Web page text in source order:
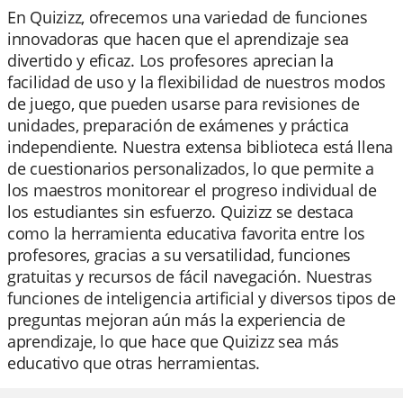
En Quizizz, ofrecemos una variedad de funciones
innovadoras que hacen que el aprendizaje sea
divertido y eficaz. Los profesores aprecian la
facilidad de uso y la flexibilidad de nuestros modos
de juego, que pueden usarse para revisiones de
unidades, preparación de exámenes y práctica
independiente. Nuestra extensa biblioteca está llena
de cuestionarios personalizados, lo que permite a
los maestros monitorear el progreso individual de
los estudiantes sin esfuerzo. Quizizz se destaca
como la herramienta educativa favorita entre los
profesores, gracias a su versatilidad, funciones
gratuitas y recursos de fácil navegación. Nuestras
funciones de inteligencia artificial y diversos tipos de
preguntas mejoran aún más la experiencia de
aprendizaje, lo que hace que Quizizz sea más
educativo que otras herramientas.